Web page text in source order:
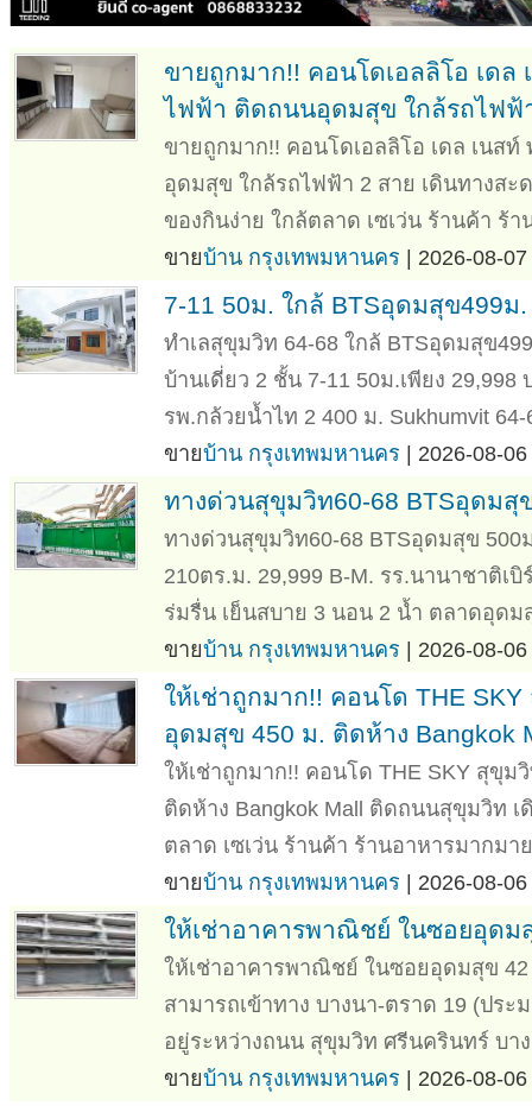
ขายถูกมาก!! คอนโดเอลลิโอ เดล
ไฟฟ้า ติดถนนอุดมสุข ใกล้รถไฟฟ้
ขายถูกมาก!! คอนโดเอลลิโอ เดล เนส
อุดมสุข ใกล้รถไฟฟ้า 2 สาย เดินทางสะ
ของกินง่าย ใกล้ตลาด เซเว่น ร้านค้า ร้
ขายบ้าน กรุงเทพมหานคร | 2026-08-
7-11 50ม. ใกล้ BTSอุดมสุข499ม
ทำเลสุขุมวิท 64-68 ใกล้ BTSอุดมสุข
บ้านเดี่ยว 2 ชั้น 7-11 50ม.เพียง 29,998
รพ.กล้วยน้ำไท 2 400 ม. Sukhumvit 64-
ขายบ้าน กรุงเทพมหานคร | 2026-08-
ทางด่วนสุขุมวิท60-68 BTSอุดมสุ
ทางด่วนสุขุมวิท60-68 BTSอุดมสุข 500
210ตร.ม. 29,999 B-M. รร.นานาชาติเ
ร่มรื่น เย็นสบาย 3 นอน 2 น้ำ ตลาดอุด
ขายบ้าน กรุงเทพมหานคร | 2026-08-
ให้เช่าถูกมาก!! คอนโด THE
อุดมสุข 450 ม. ติดห้าง Bangkok
ให้เช่าถูกมาก!! คอนโด THE SKY สุขุม
ติดห้าง Bangkok Mall ติดถนนสุขุมวิท
ตลาด เซเว่น ร้านค้า ร้านอาหารมากมา
ขายบ้าน กรุงเทพมหานคร | 2026-08-
ให้เช่าอาคารพาณิชย์ ในซอยอุดม
ให้เช่าอาคารพาณิชย์ ในซอยอุดมสุข
สามารถเข้าทาง บางนา-ตราด 19 (ปร
อยู่ระหว่างถนน สุขุมวิท ศรีนครินทร์ บา
ขายบ้าน กรุงเทพมหานคร | 2026-08-